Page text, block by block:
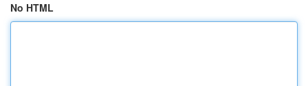
No HTML